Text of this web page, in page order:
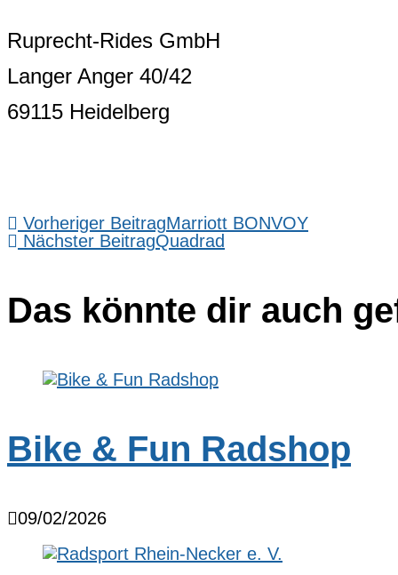
Ruprecht-Rides GmbH
Langer Anger 40/42
69115 Heidelberg
Vorheriger BeitragMarriott BONVOY
Nächster BeitragQuadrad
Das könnte dir auch
Bike & Fun Radshop
09/02/2026